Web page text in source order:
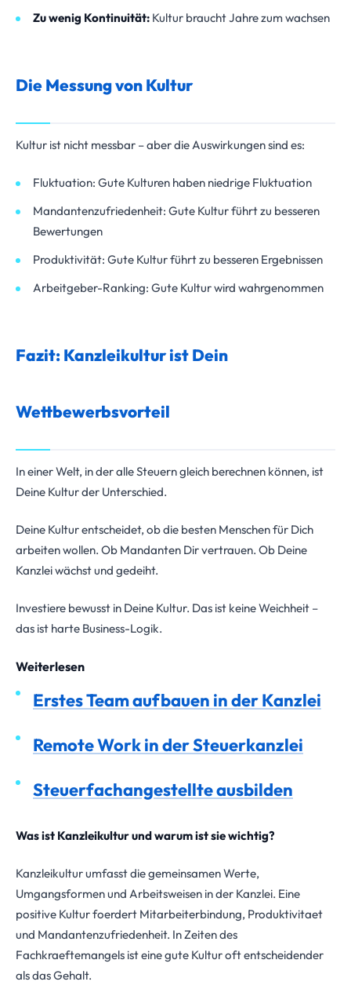
Zu wenig Kontinuität: Kultur braucht Jahre zum wachsen
Die Messung von Kultur
Kultur ist nicht messbar – aber die Auswirkungen sind es:
Fluktuation: Gute Kulturen haben niedrige Fluktuation
Mandantenzufriedenheit: Gute Kultur führt zu besseren
Bewertungen
Produktivität: Gute Kultur führt zu besseren Ergebnissen
Arbeitgeber-Ranking: Gute Kultur wird wahrgenommen
Fazit: Kanzleikultur ist Dein
Wettbewerbsvorteil
In einer Welt, in der alle Steuern gleich berechnen können, ist
Deine Kultur der Unterschied.
Deine Kultur entscheidet, ob die besten Menschen für Dich
arbeiten wollen. Ob Mandanten Dir vertrauen. Ob Deine
Kanzlei wächst und gedeiht.
Investiere bewusst in Deine Kultur. Das ist keine Weichheit –
das ist harte Business-Logik.
Weiterlesen
Erstes Team aufbauen in der Kanzlei
Remote Work in der Steuerkanzlei
Steuerfachangestellte ausbilden
Was ist Kanzleikultur und warum ist sie wichtig?
Kanzleikultur umfasst die gemeinsamen Werte,
Umgangsformen und Arbeitsweisen in der Kanzlei. Eine
positive Kultur foerdert Mitarbeiterbindung, Produktivitaet
und Mandantenzufriedenheit. In Zeiten des
Fachkraeftemangels ist eine gute Kultur oft entscheidender
als das Gehalt.